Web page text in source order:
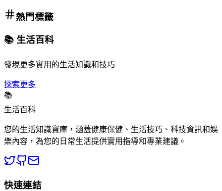
熱門標籤
📚 生活百科
發現更多實用的生活知識和技巧
探索更多
📚
生活百科
您的生活知識寶庫，涵蓋健康保健、生活技巧、科技資訊和娛
樂內容，為您的日常生活提供實用指導和專業建議。
快速連結